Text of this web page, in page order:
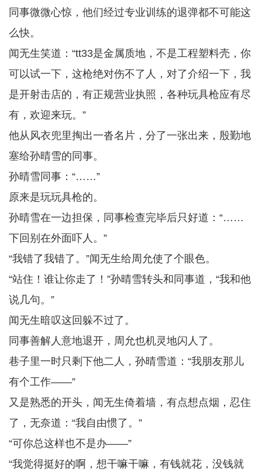
同事微微心惊，他们经过专业训练的退弹都不可能这
么快。
闻无生笑道：“tt33是金属质地，不是工程塑料壳，你
可以试一下，这枪绝对伤不了人，对了介绍一下，我
是开射击店的，有正规营业执照，各种玩具枪应有尽
有，欢迎来玩。”
他从风衣兜里掏出一沓名片，分了一张出来，殷勤地
塞给孙晴雪的同事。
孙晴雪同事：“……”
原来是玩玩具枪的。
孙晴雪在一边担保，同事检查完毕后只好道：“……
下回别在外面吓人。”
“我错了我错了。”闻无生给周允使了个眼色。
“站住！谁让你走了！”孙晴雪转头和同事道，“我和他
说几句。”
闻无生暗叹这回躲不过了。
同事善解人意地退开，周允也机灵地闪人了。
巷子里一时只剩下他二人，孙晴雪道：“我朋友那儿
有个工作——”
又是熟悉的开头，闻无生倚着墙，有点想点烟，忍住
了，无奈道：“我自由惯了。”
“可你总这样也不是办——”
“我觉得挺好的啊，想干嘛干嘛，有钱就花，没钱就